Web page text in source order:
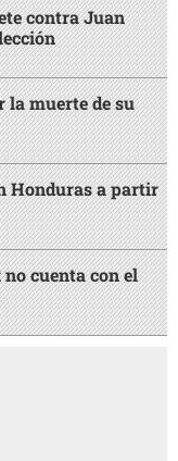
contra Juan
la muerte de su
Honduras a partir
cuenta con el